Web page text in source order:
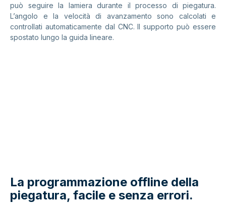
può seguire la lamiera durante il processo di piegatura.
L’angolo e la velocità di avanzamento sono calcolati e
controllati automaticamente dal CNC. Il supporto può essere
spostato lungo la guida lineare.
La programmazione offline della
piegatura, facile e senza errori.